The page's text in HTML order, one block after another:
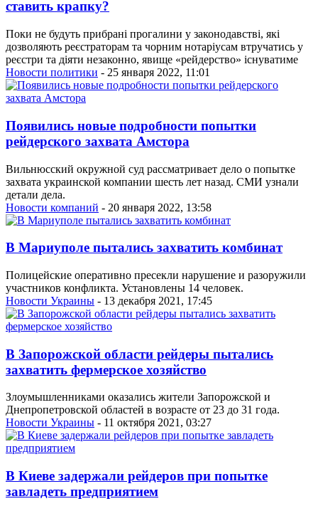
ставить крапку?
Поки не будуть прибрані прогалини у законодавстві, які
дозволяють реєстраторам та чорним нотаріусам втручатись у
реєстри та діяти незаконно, явище «рейдерство» існуватиме
Новости политики - 25 января 2022, 11:01
Появились новые подробности попытки
рейдерского захвата Амстора
Вильнюсский окружной суд рассматривает дело о попытке
захвата украинской компании шесть лет назад. СМИ узнали
детали дела.
Новости компаний - 20 января 2022, 13:58
В Мариуполе пытались захватить комбинат
Полицейские оперативно пресекли нарушение и разоружили
участников конфликта. Установлены 14 человек.
Новости Украины - 13 декабря 2021, 17:45
В Запорожской области рейдеры пытались
захватить фермерское хозяйство
Злоумышленниками оказались жители Запорожской и
Днепропетровской областей в возрасте от 23 до 31 года.
Новости Украины - 11 октября 2021, 03:27
В Киеве задержали рейдеров при попытке
завладеть предприятием